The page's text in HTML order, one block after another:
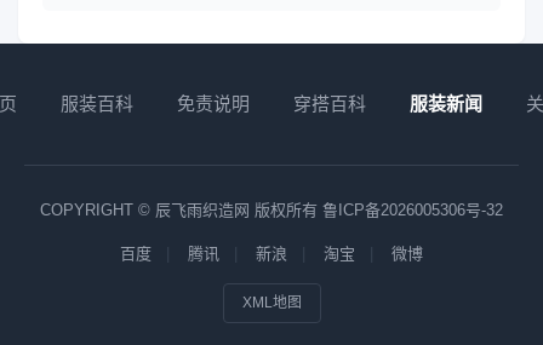
服装百科 免责说明 穿搭百科 服装新闻
COPYRIGHT © 辰飞雨织造网 版权所有 鲁ICP备2026005306号-32
百度 腾讯 新浪 淘宝 微博
XML地图